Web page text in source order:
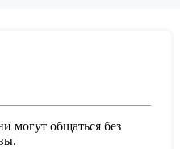
могут общаться без